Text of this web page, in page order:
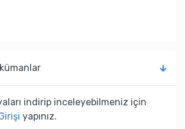
indirip inceleyebilmeniz için
yapınız.